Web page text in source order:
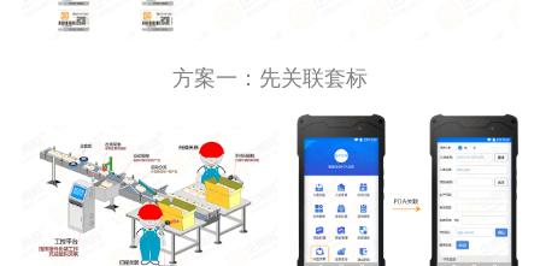
方案一：先关联套标